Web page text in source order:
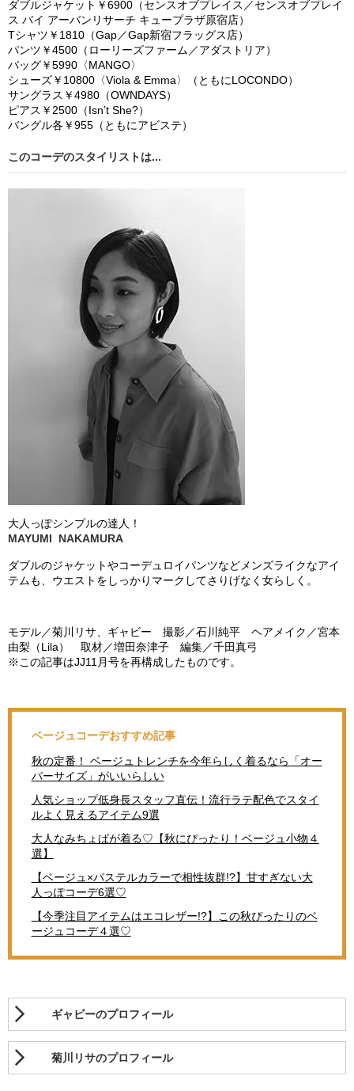
ダブルジャケット￥ 6900 （センスオブプレイス／センスオブプレイ
ス バイ アーバンリサーチ キュープラザ原宿店）
Tシャツ￥ 1 810 （Gap ／Gap新宿フラッグス店）
パンツ￥ 4500 （ローリーズファーム／アダストリア）
バッグ￥ 5990 〈 MANGO〉
シューズ￥ 10800 〈Viola & Emma 〉（ともに LOCONDO）
サングラス￥ 4980 （OWNDAYS）
ピアス￥ 2500 （ Isn’t She?）
バングル各￥ 955 （ともにアビステ）
このコーデのスタイリストは...
大人っぽシンプルの達人！
MAYUMI NAKAMURA
ダブルのジャケットやコーデュロイパンツなどメンズライクなアイ
テムも、ウエストをしっかりマークしてさりげなく女らしく。
モデル／菊川リサ、ギャビー 撮影／石川純平 ヘアメイク／宮本
由梨（ Lila） 取材／増田奈津子 編集／千田真弓
※ この記事はJJ11月号を再構成したものです。
ベージュコーデおすすめ記事
秋の定番！ ベージュトレンチを今年らしく着るなら「オー
バーサイズ」がいいらしい
人気ショップ低身長スタッフ直伝！流行ラテ配色でスタイ
ルよく見えるアイテム9選
大人なみちょぱが着る♡【秋にぴったり！ベージュ小物４
選】
【ベージュ×パステルカラーで相性抜群!?】甘すぎない大
人っぽコーデ6選♡
【今季注目アイテムはエコレザー!?】この秋ぴったりのベ
ージュコーデ４選♡
ギャビーのプロフィール
菊川リサのプロフィール